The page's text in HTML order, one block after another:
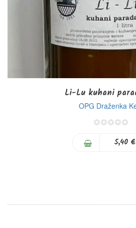
Li-Lu kuhani
OPG Draženka
5,40 €